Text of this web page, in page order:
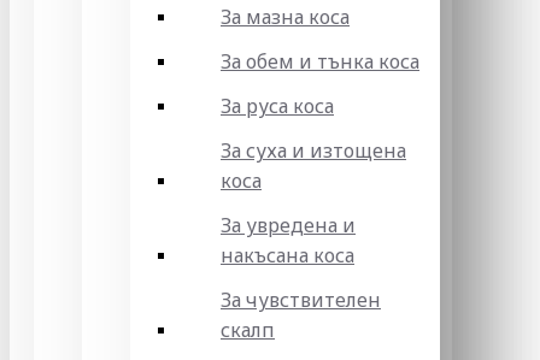
За мазна коса
За обем и тънка коса
За руса коса
За суха и изтощена
коса
За увредена и
накъсана коса
За чувствителен
скалп